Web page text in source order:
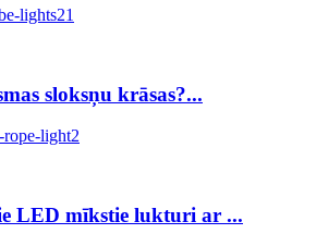
sloksņu krāsas?...
LED mīkstie lukturi ar ...